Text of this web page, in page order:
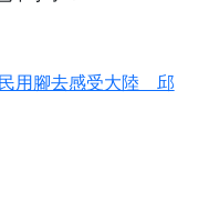
民用腳去感受大陸 邱